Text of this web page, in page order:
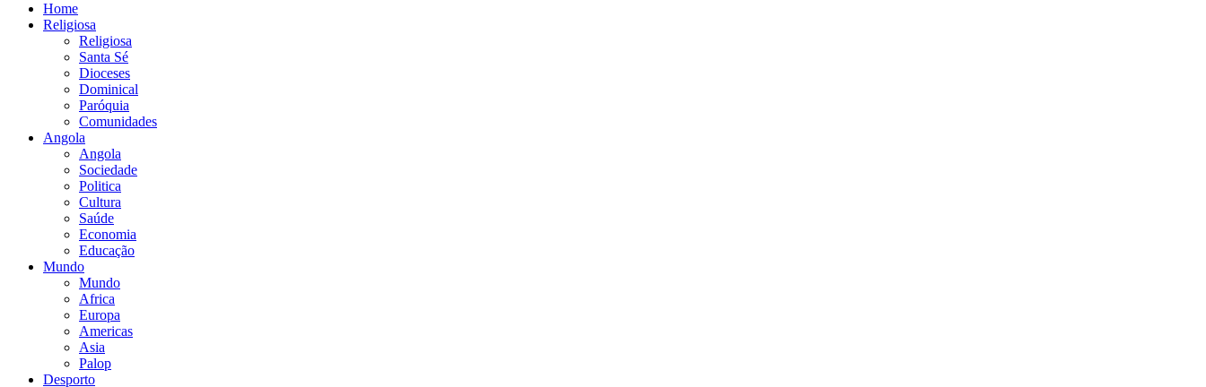
Home
Religiosa
Religiosa
Santa Sé
Dioceses
Dominical
Paróquia
Comunidades
Angola
Angola
Sociedade
Politica
Cultura
Saúde
Economia
Educação
Mundo
Mundo
Africa
Europa
Americas
Asia
Palop
Desporto